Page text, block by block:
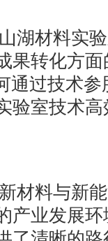
湖材料实
果转化方
通过技术
验室技术
材料与新
产业发展